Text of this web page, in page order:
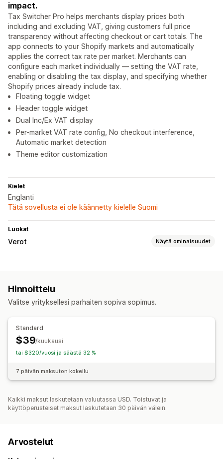
impact.
Tax Switcher Pro helps merchants display prices both
including and excluding VAT, giving customers full price
transparency without affecting checkout or cart totals. The
app connects to your Shopify markets and automatically
applies the correct tax rate per market. Merchants can
configure each market individually — setting the VAT rate,
enabling or disabling the tax display, and specifying whether
Shopify prices already include tax.
Floating toggle widget
Header toggle widget
Dual Inc/Ex VAT display
Per-market VAT rate config, No checkout interference,
Automatic market detection
Theme editor customization
Kielet
Englanti
Tätä sovellusta ei ole käännetty kielelle Suomi
Luokat
Verot Näytä ominaisuudet
Hinnoittelu
Valitse yrityksellesi parhaiten sopiva sopimus.
Standard
$39/kuukausi
tai $320/vuosi ja säästä 32 %
7 päivän maksuton kokeilu
Kaikki maksut laskutetaan valuutassa USD. Toistuvat ja
käyttöperusteiset maksut laskutetaan 30 päivän välein.
Arvostelut